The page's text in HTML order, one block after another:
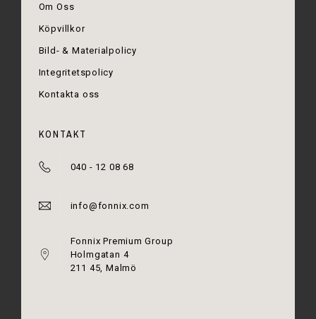
Om Oss
Köpvillkor
Bild- & Materialpolicy
Integritetspolicy
Kontakta oss
KONTAKT
040 - 12 08 68
info@fonnix.com
Fonnix Premium Group
Holmgatan 4
211 45, Malmö